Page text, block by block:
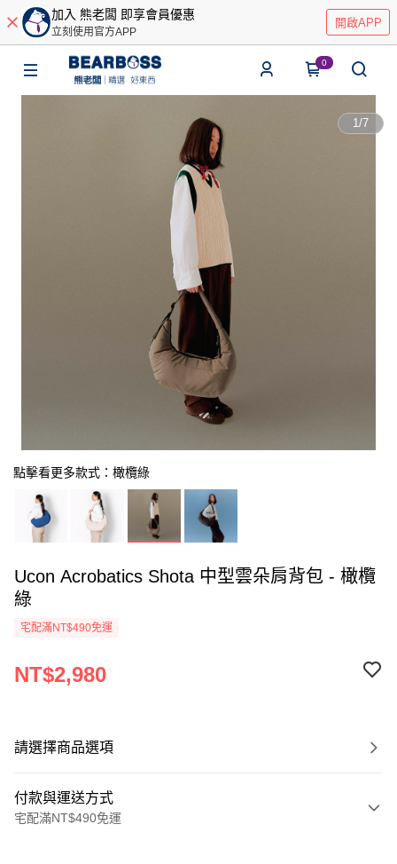
加入 熊老闆 即享會員優惠
立刻使用官方APP
開啟APP
0
1/7
點擊看更多款式：橄欖綠
Ucon Acrobatics Shota 中型雲朵肩背包 - 橄欖
綠
宅配滿NT$490免運
NT$2,980
請選擇商品選項
付款與運送方式
宅配滿NT$490免運